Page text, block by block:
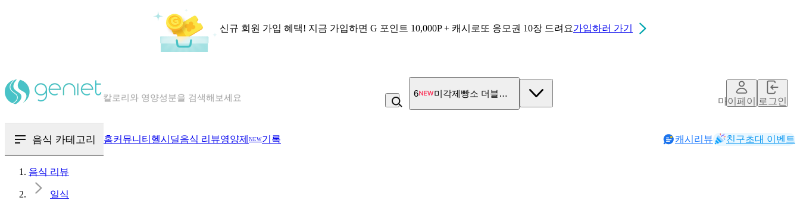
신규 회원 가입 혜택! 지금 가입하면 G 포인트 10,000P + 캐시로또 응모권 10장 드려요가입하러 가기
칼로리와 영양성분을 검색해보세요
7 잡곡밥
마이페이지로그인
음식 카테고리 홈커뮤니티 헬시딜음식 리뷰영양제 NEW기록 캐시리뷰 친구초대 이벤트
음식 리뷰
일식